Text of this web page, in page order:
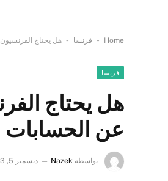
Home
- فرنسا - هل يحتاج
فرنسا
هل يحتاج
عن الحسابات
بواسطة Nazek ديسمبر 5, 2023